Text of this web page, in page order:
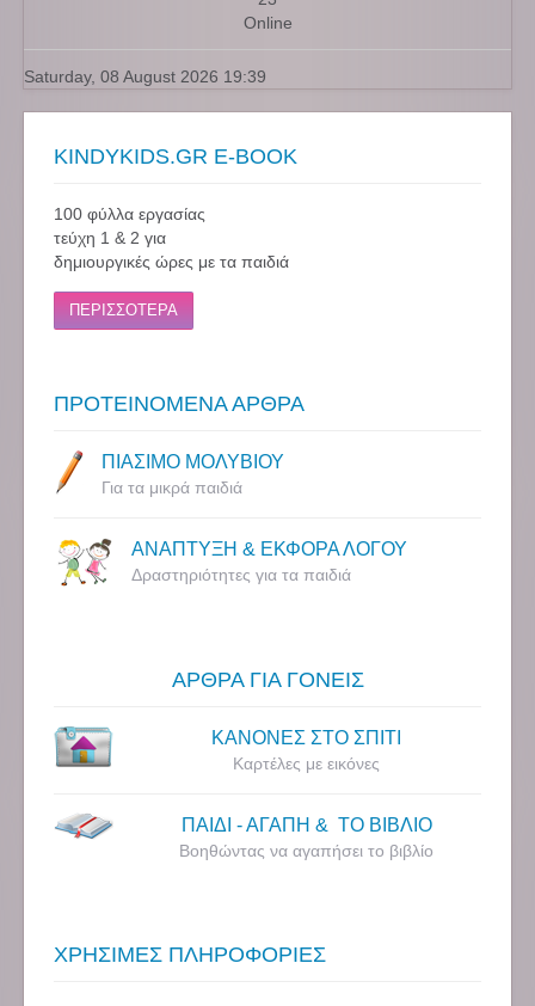
Online
Saturday, 08 August 2026 19:39
KINDYKIDS.GR E-BOOK
100 φύλλα εργασίας
τεύχη 1 & 2 για
δημιουργικές ώρες με τα παιδιά
ΠΕΡΙΣΣΟΤΕΡΑ
ΠΡΟΤΕΙΝΟΜΕΝΑ ΑΡΘΡΑ
ΠΙΑΣΙΜΟ ΜΟΛΥΒΙΟΥ
Για τα μικρά παιδιά
ΑΝΑΠΤΥΞΗ & ΕΚΦΟΡΑ ΛΟΓΟΥ
Δραστηριότητες για τα παιδιά
ΑΡΘΡΑ ΓΙΑ ΓΟΝΕΙΣ
ΚΑΝΟΝΕΣ ΣΤΟ ΣΠΙΤΙ
Καρτέλες με εικόνες
ΠΑΙΔΙ - ΑΓΑΠΗ & ΤΟ ΒΙΒΛΙΟ
Βοηθώντας να αγαπήσει το βιβλίο
ΧΡΗΣΙΜΕΣ ΠΛΗΡΟΦΟΡΙΕΣ